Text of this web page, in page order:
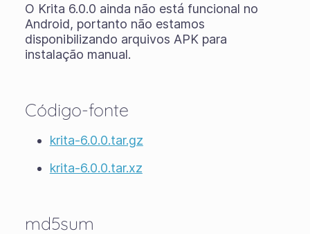
O Krita 6.0.0 ainda não está funcional no
Android, portanto não estamos
disponibilizando arquivos APK para
instalação manual.
Código-fonte
krita-6.0.0.tar.gz
krita-6.0.0.tar.xz
md5sum